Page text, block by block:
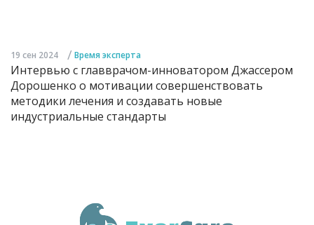
19 сен 2024 / Время эксперта
Интервью с главврачом-инноватором Джассером
Дорошенко о мотивации совершенствовать
методики лечения и создавать новые
индустриальные стандарты